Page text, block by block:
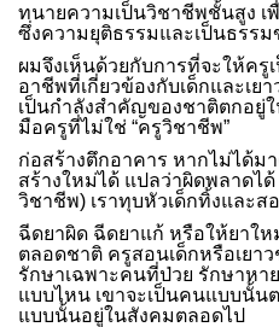
ทนายความเป็นวิชาชีพชั้นสูง เ
ซึ่งความยุติธรรมและเป็นธรร
ผมจึงเห็นด้วยกับการที่จะให้ครู
อาชีพที่เกี่ยวข้องกับเด็กและเย
เป็นกำลังสำคัญของชาติตกอยู่
มือครูที่ไม่ใช่ “ครูวิชาชีพ”
ก่อสร้างตึกอาคาร หากไม่ได้ม
สร้างใหม่ได้ แปลว่าผิดพลาดไ
วิชาชีพ) เราทุบหัวเด็กทิ้งและ
ฉีดยาผิด ฉีดยาแก้ หรือให้ยาใ
ตลอดชาติ ครูสอนเด็กหรือเย
รักษาเฉพาะคนที่ป่วย รักษาห
แบบไหน เขาจะเป็นคนแบบนั้
แบบนั้นอยู่ในสังคมตลอดไป